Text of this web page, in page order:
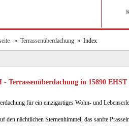
» Terrassenüberdachung » Index
- Terrassenüberdachung in 15890
für ein einzigartiges Wohn- und
den nächtlichen Sternenhimmel, das sanfte